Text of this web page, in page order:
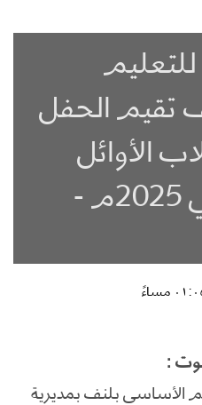
تقيم الحفل
الأوائل
للعام الدراسي 2025م -
:
الأساسي بلنف بمديرية